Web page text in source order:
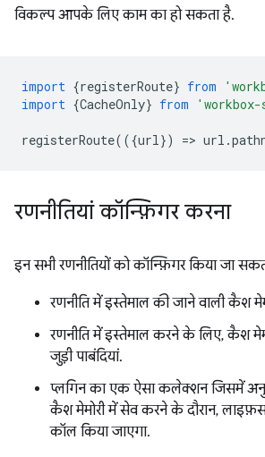
विकल्प आपके लिए काम का हो सकता है.
import {registerRoute} from
import {CacheOnly} from
registerRoute(({url }) => url .
रणनीतियां कॉन्फ़िगर करना
इन सभी रणनीतियों को कॉन्फ़िगर किया जा
रणनीति में इस्तेमाल की जाने वाली कैश
रणनीति में इस्तेमाल करने के लिए, कैश
जुड़ी पाबंदियां.
प्लगिन का एक ऐसा कलेक्शन जिसमें
कैश मेमोरी में सेव करने के दौरान,
कॉल किया जाएगा.